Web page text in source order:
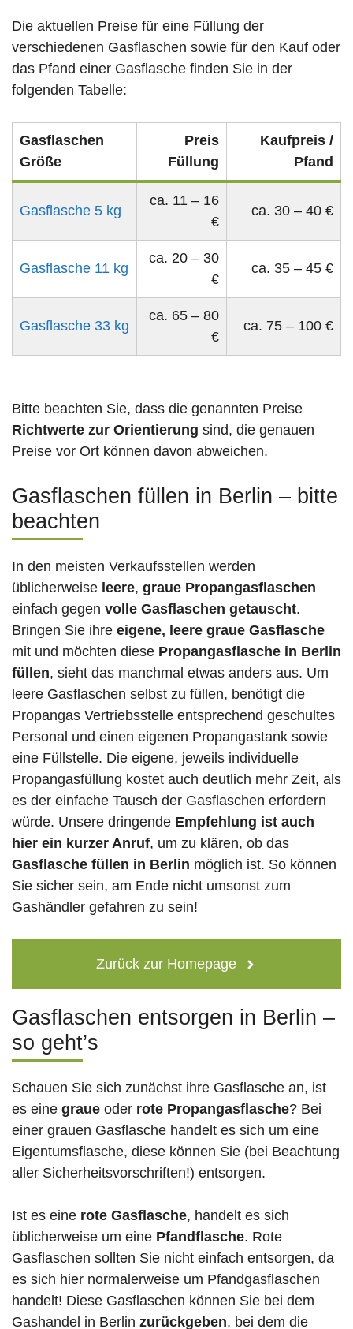
Die aktuellen Preise für eine Füllung der
verschiedenen Gasflaschen sowie für den Kauf oder
das Pfand einer Gasflasche finden Sie in der
folgenden Tabelle:
Gasflaschen
Größe
Preis
Füllung
Kaufpreis /
Pfand
Gasflasche 5 kg
ca. 11 – 16
€
ca. 30 – 40 €
Gasflasche 11 kg
ca. 20 – 30
€
ca. 35 – 45 €
Gasflasche 33 kg
ca. 65 – 80
€
ca. 75 – 100 €
Bitte beachten Sie, dass die genannten Preise
Richtwerte zur Orientierung sind, die genauen
Preise vor Ort können davon abweichen.
Gasflaschen füllen in Berlin – bitte
beachten
In den meisten Verkaufsstellen werden
üblicherweise leere, graue Propangasflaschen
einfach gegen volle Gasflaschen getauscht.
Bringen Sie ihre eigene, leere graue Gasflasche
mit und möchten diese Propangasflasche in Berlin
füllen, sieht das manchmal etwas anders aus. Um
leere Gasflaschen selbst zu füllen, benötigt die
Propangas Vertriebsstelle entsprechend geschultes
Personal und einen eigenen Propangastank sowie
eine Füllstelle. Die eigene, jeweils individuelle
Propangasfüllung kostet auch deutlich mehr Zeit, als
es der einfache Tausch der Gasflaschen erfordern
würde. Unsere dringende Empfehlung ist auch
hier ein kurzer Anruf, um zu klären, ob das
Gasflasche füllen in Berlin möglich ist. So können
Sie sicher sein, am Ende nicht umsonst zum
Gashändler gefahren zu sein!
Zurück zur Homepage
Gasflaschen entsorgen in Berlin –
so geht’s
Schauen Sie sich zunächst ihre Gasflasche an, ist
es eine graue oder rote Propangasflasche? Bei
einer grauen Gasflasche handelt es sich um eine
Eigentumsflasche, diese können Sie (bei Beachtung
aller Sicherheitsvorschriften!) entsorgen.
Ist es eine rote Gasflasche, handelt es sich
üblicherweise um eine Pfandflasche. Rote
Gasflaschen sollten Sie nicht einfach entsorgen, da
es sich hier normalerweise um Pfandgasflaschen
handelt! Diese Gasflaschen können Sie bei dem
Gashandel in Berlin zurückgeben, bei dem die